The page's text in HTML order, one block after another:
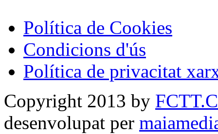
Política de Cookies
Condicions d'ús
Política de privacitat
Copyright 2013 by
desenvolupat per